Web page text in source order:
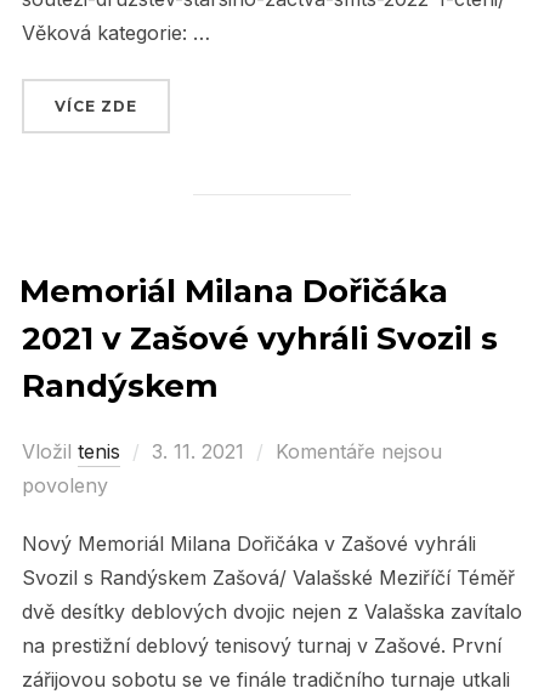
Věková kategorie: …
VÍCE ZDE
Memoriál Milana Dořičáka
2021 v Zašové vyhráli Svozil s
Randýskem
Vložil tenis
Posted
3. 11. 2021
Komentáře nejsou
povoleny
Nový Memoriál Milana Dořičáka v Zašové vyhráli
Svozil s Randýskem Zašová/ Valašské Meziříčí Téměř
dvě desítky deblových dvojic nejen z Valašska zavítalo
na prestižní deblový tenisový turnaj v Zašové. První
zářijovou sobotu se ve finále tradičního turnaje utkali